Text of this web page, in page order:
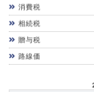
消費税
相続税
贈与税
路線価